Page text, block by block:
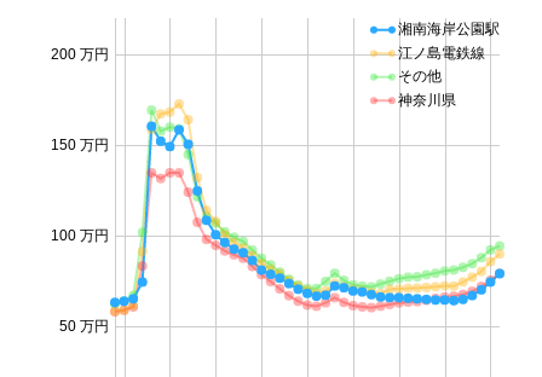
50 万円
100 万円
150 万円
200 万円
湘南海岸公園駅
江ノ島電鉄線
その他
神奈川県